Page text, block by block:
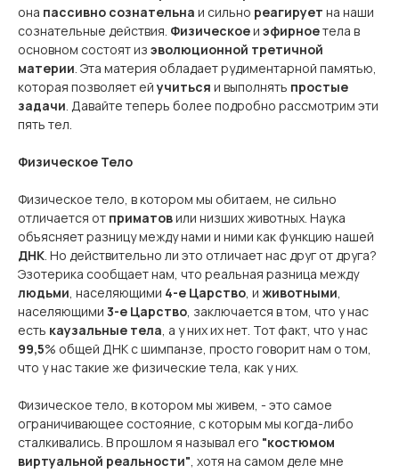
она пассивно сознательна и сильно реагирует на наши
сознательные действия. Физическоеи эфирноетела в
основном состоят из эволюционной третичной
материи . Эта материя обладает рудиментарной памятью,
которая позволяет ей учиться и выполнять простые
задачи . Давайте теперь более подробно рассмотрим эти
пять тел.
Физическое Тело
Физическое тело, в котором мы обитаем, не сильно
отличается от приматовили низших животных. Наука
объясняет разницу между нами и ними как функцию нашей
ДНК . Но действительно ли это отличает нас друг от друга?
Эзотерика сообщает нам, что реальная разница между
людьми , населяющими 4-е Царство , и животными
населяющими 3-е Царство , заключается в том, что у нас
есть каузальные тела , а у них их нет. Тот факт, что у нас
99,5% общей ДНК с шимпанзе, просто говорит нам о том,
что у нас такие же физические тела, как у них.
Физическое тело, в котором мы живем, - это самое
ограничивающее состояние, с которым мы когда-либо
сталкивались. В прошлом я называл его "костюмом
виртуальной реальности" , хотя на самом деле мне